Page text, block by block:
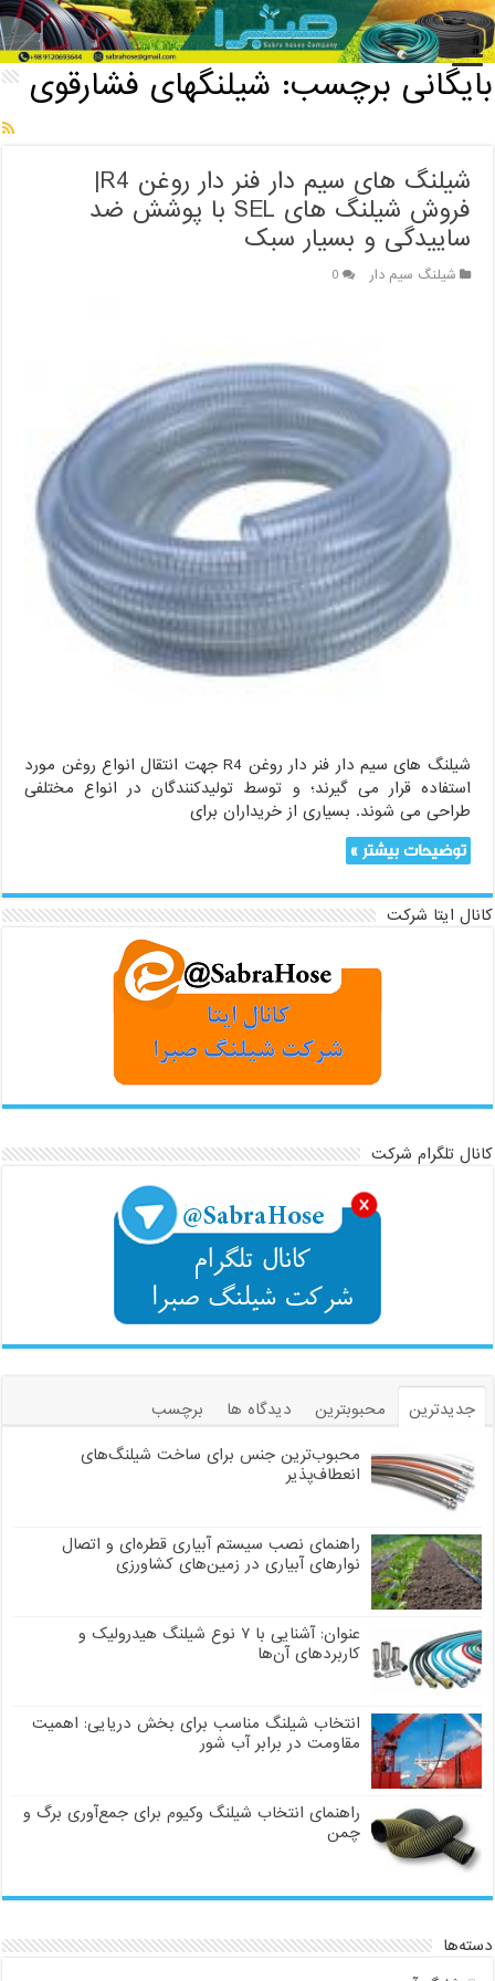
خانه / بایگانی برچسب: شیلنگهای فشارقوی
بایگانی برچسب: شیلنگهای فشارقوی
شیلنگ های سیم دار فنر دار روغن R4|
فروش شیلنگ های SEL با پوشش ضد
ساییدگی و بسیار سبک
شیلنگ سیم دار 0
شیلنگ های سیم دار فنر دار روغن R4 جهت انتقال انواع روغن مورد
استفاده قرار می گیرند؛ و توسط تولیدکنندگان در انواع مختلفی
طراحی می شوند. بسیاری از خریداران‌ برای
توضیحات بیشتر »
کانال ایتا شرکت
کانال تلگرام شرکت
جدیدترین محبوبترین دیدگاه ها
برچسب
محبوب‌ترین جنس برای ساخت شیلنگ‌های
انعطاف‌پذیر
راهنمای نصب سیستم آبیاری قطره‌ای و اتصال
نوارهای آبیاری در زمین‌های کشاورزی
عنوان: آشنایی با ۷ نوع شیلنگ هیدرولیک و
کاربردهای آن‌ها
انتخاب شیلنگ مناسب برای بخش دریایی: اهمیت
مقاومت در برابر آب شور
راهنمای انتخاب شیلنگ وکیوم برای جمع‌آوری برگ و
چمن
دسته‌ها